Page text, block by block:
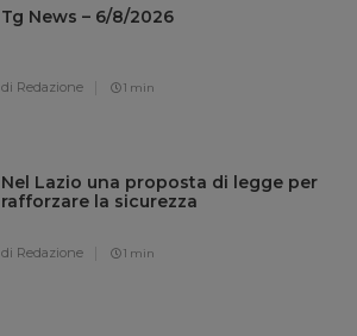
Tg News – 6/8/2026
di Redazione 1 min
Nel Lazio una proposta di legge per
rafforzare la sicurezza
di Redazione 1 min